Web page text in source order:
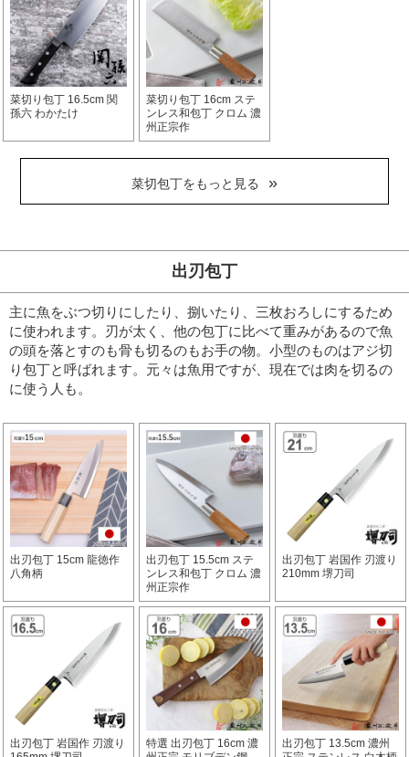
菜切り包丁 16.5cm 関
孫六 わかたけ
菜切り包丁 16cm ステ
ンレス和包丁 クロム 濃
州正宗作
菜切包丁をもっと見る
出刃包丁
主に魚をぶつ切りにしたり、捌いたり、三枚おろしにするため
に使われます。
刃が太く、他の包丁に比べて重みがあるので魚
の頭を落とすのも骨も切るのもお手の物。 小型のものはアジ切
り包丁と呼ばれます。元々は魚用ですが、現在では肉を切るの
に使う人も。
出刃包丁 15cm 龍徳作
八角柄
出刃包丁 15.5cm ステ
ンレス和包丁 クロム 濃
州正宗作
出刃包丁 岩国作 刃渡り
210mm 堺刀司
出刃包丁 岩国作 刃渡り
特選 出刃包丁 16cm 濃
出刃包丁 13.5cm 濃州